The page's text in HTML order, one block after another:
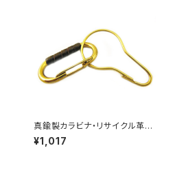
真鍮製カラビナ・リサイクル革＆
フック
¥1,017